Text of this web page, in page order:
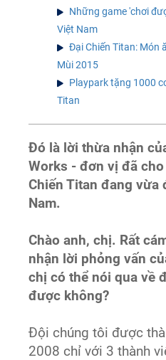
Những game 'chơi
Việt Nam
Đại Chiến Titan: Món
Mùi 2015
Playpark tặng 1000
Titan
Đó là lời thừa nhận
Works - đơn vị đã
Chiến Titan đang vừa
Nam.
Chào anh, chị. Rất
nhận lời phỏng vấn
chị có thể nói qua về
được không?
Đội chúng tôi được
2008 chỉ với 3 thành